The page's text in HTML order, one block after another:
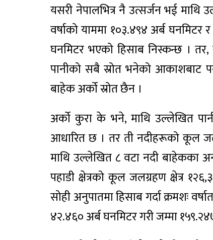
यसरी नेपालभित्र नै उत्सर्जन भई माथि
वर्षाको याममा १०३.४९४ अर्ब घनमिटर
घनमिटर भएको हिसाब निस्कन्छ ।
पानीको सबै स्रोत भनेको आकाशबाट
बाहेक अर्को स्रोत छैन ।
अर्को कुरा के भने, माथि उल्लेखित
आधारित छ । तर ती नदीहरूको कूल
माथि उल्लेखित ८ वटा नदी बाहेकका
पहाडी क्षेत्रको कूल जलग्रहण क्षेत्र
सोही अनुपातमा हिसाब गर्दा क्रमशः
४२.४६० अर्ब घनमिटर गरी जम्मा